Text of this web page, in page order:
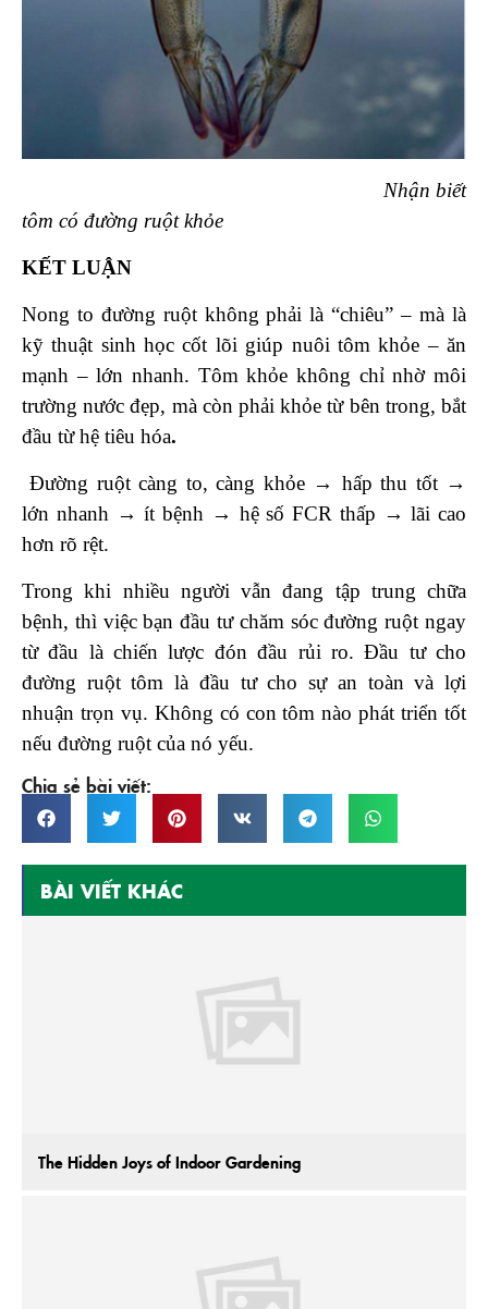
Nhận biết
tôm có đường ruột khỏe
KẾT LUẬN
Nong to đường ruột không phải là “chiêu” – mà là
kỹ thuật sinh học cốt lõi giúp nuôi tôm khỏe – ăn
mạnh – lớn nhanh. Tôm khỏe không chỉ nhờ môi
trường nước đẹp, mà còn phải khỏe từ bên trong, bắt
đầu từ hệ tiêu hóa.
Đường ruột càng to, càng khỏe → hấp thu tốt →
lớn nhanh → ít bệnh → hệ số FCR thấp → lãi cao
hơn rõ rệt.
Trong khi nhiều người vẫn đang tập trung chữa
bệnh, thì việc bạn đầu tư chăm sóc đường ruột ngay
từ đầu là chiến lược đón đầu rủi ro. Đầu tư cho
đường ruột tôm là đầu tư cho sự an toàn và lợi
nhuận trọn vụ. Không có con tôm nào phát triển tốt
nếu đường ruột của nó yếu.
Chia sẻ bài viết:
BÀI VIẾT KHÁC
The Hidden Joys of Indoor Gardening